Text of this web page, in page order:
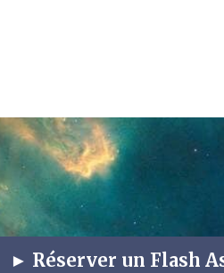
► Réserver un Flash